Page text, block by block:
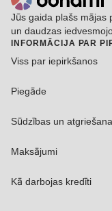
Jūs gaida plašs mājas
un daudzas
INFORMĀCIJA PAR
Viss par iepirkšanos
Piegāde
Sūdzības un atgriešana
Maksājumi
Kā darbojas kredīti